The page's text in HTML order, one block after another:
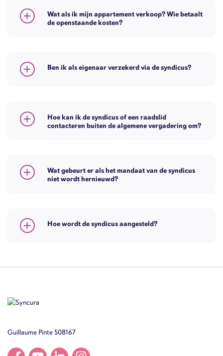
Wat als ik mijn appartement verkoop? Wie betaalt
de openstaande kosten?
Ben ik als eigenaar verzekerd via de syndicus?
Hoe kan ik de syndicus of een raadslid
contacteren buiten de algemene vergadering om?
Wat gebeurt er als het mandaat van de syndicus
niet wordt hernieuwd?
Hoe wordt de syndicus aangesteld?
Guillaume Pinte 508167